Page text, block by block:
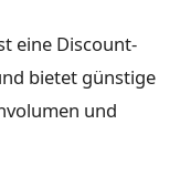
eine Discount-
bietet günstige
und